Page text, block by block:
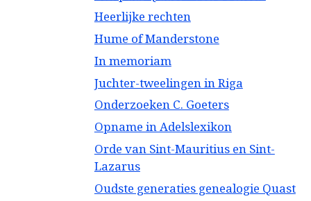
Heerlijke rechten
Hume of Manderstone
In memoriam
Juchter-tweelingen in Riga
Onderzoeken C. Goeters
Opname in Adelslexikon
Orde van Sint-Mauritius en Sint-
Lazarus
Oudste generaties genealogie Quast